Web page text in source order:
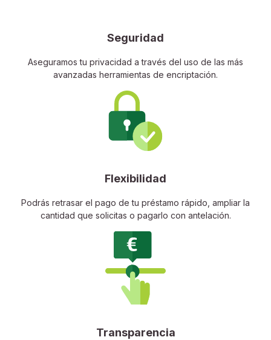
Seguridad
Aseguramos tu privacidad a través del uso de las más
avanzadas herramientas de encriptación.
Flexibilidad
Podrás retrasar el pago de tu préstamo rápido, ampliar la
cantidad que solicitas o pagarlo con antelación.
Transparencia